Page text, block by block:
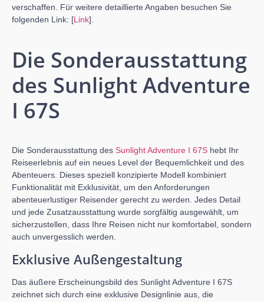
verschaffen. Für weitere detaillierte Angaben besuchen Sie
folgenden Link: [Link].
Die Sonderausstattung
des Sunlight Adventure
I 67S
Die Sonderausstattung des Sunlight Adventure I 67S hebt Ihr
Reiseerlebnis auf ein neues Level der Bequemlichkeit und des
Abenteuers. Dieses speziell konzipierte Modell kombiniert
Funktionalität mit Exklusivität, um den Anforderungen
abenteuerlustiger Reisender gerecht zu werden. Jedes Detail
und jede Zusatzausstattung wurde sorgfältig ausgewählt, um
sicherzustellen, dass Ihre Reisen nicht nur komfortabel, sondern
auch unvergesslich werden.
Exklusive Außengestaltung
Das äußere Erscheinungsbild des Sunlight Adventure I 67S
zeichnet sich durch eine exklusive Designlinie aus, die